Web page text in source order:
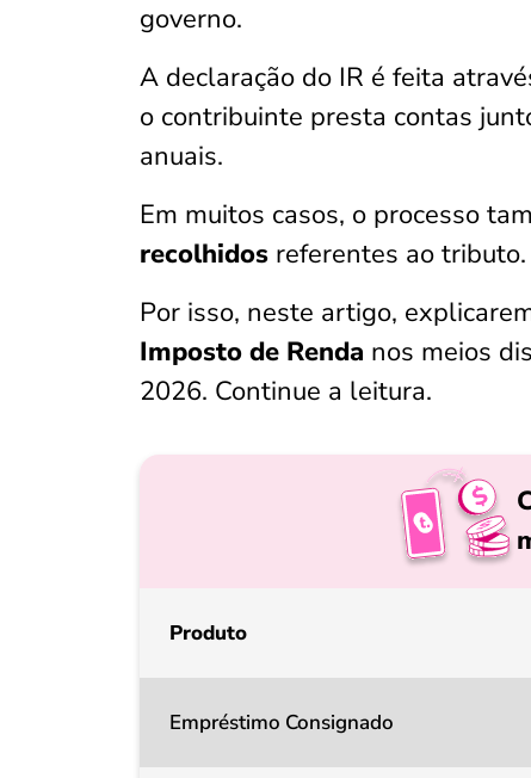
governo.
A declaração do IR é feita
o contribuinte presta contas
anuais.
Em muitos casos, o processo
recolhidos referentes ao tributo.
Por isso, neste artigo,
Imposto de Renda nos meios
2026. Continue a leitura.
Produto
Empréstimo Consignado